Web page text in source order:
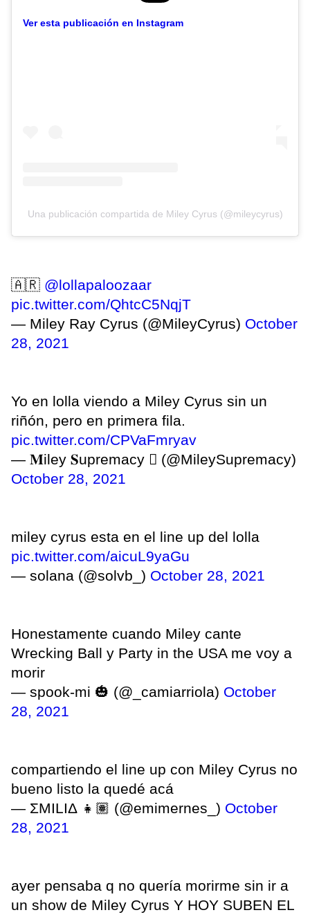
Ver esta publicación en Instagram
Una publicación compartida de Miley Cyrus (@mileycyrus)
🇦🇷 @lollapaloozaar
pic.twitter.com/QhtcC5NqjT
— Miley Ray Cyrus (@MileyCyrus) October
28, 2021
Yo en lolla viendo a Miley Cyrus sin un
riñón, pero en primera fila.
pic.twitter.com/CPVaFmryav
— 𝐌iley 𝐒upremacy  (@MileySupremacy)
October 28, 2021
miley cyrus esta en el line up del lolla
pic.twitter.com/aicuL9yaGu
— solana (@solvb_) October 28, 2021
Honestamente cuando Miley cante
Wrecking Ball y Party in the USA me voy a
morir
— spook-mi 🎃 (@_camiarriola) October
28, 2021
compartiendo el line up con Miley Cyrus no
bueno listo la quedé acá
— ΣMILIΔ 👧🏽 (@emimernes_) October
28, 2021
ayer pensaba q no quería morirme sin ir a
un show de Miley Cyrus Y HOY SUBEN EL